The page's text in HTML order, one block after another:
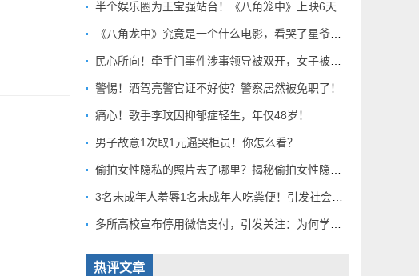
警惕！酒驾亮警官证不好使？警察居然被免职了！
痛心！歌手李玟因抑郁症轻生，年仅48岁！
男子故意1次取1元逼哭柜员！你怎么看？
热评文章